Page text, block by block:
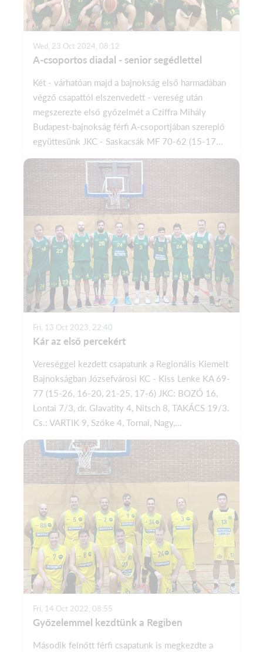
Wed, 23 Oct 2024, 08:12
A-csoportos diadal - senior segédlettel
Két - várhatóan majd a bajnokság első harmadában
végző csapattól elszenvedett - vereség után
megszerezte első győzelmét a Cziffra Mihály
Budapest-bajnokság férfi A-csoportjában szereplő
együttesünk JKC - Saskacsák MF 70-62 (15-17...
Fri, 13 Oct 2023, 22:40
Kár az első percekért
Vereséggel kezdett csapatunk a Regionális Kiemelt
Bajnokságban Józsefvárosi KC - Kiss Lenke KA 69-
77 (15-26, 16-20, 21-25, 17-6) JKC: BOZÓ 16,
Lontai 7/3, dr. Glavatity 4, Nitsch 8, TAKÁCS 19/3.
Cs.: VARTIK 9, Szőke 4, Tornai, Nagy,...
Fri, 14 Oct 2022, 08:55
Győzelemmel kezdtünk a Regiben
Második felnőtt férfi csapatunk is megkezdte a